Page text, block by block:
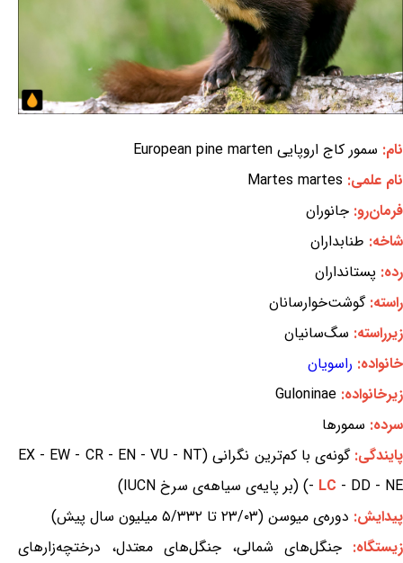
نام: سمور کاج اروپایی European pine marten
نام علمی: Martes martes
فرمان‌رو: جانوران
شاخه: طنابداران
رده: پستانداران
راسته:گوشت‌خوارسانان
زیرراسته: سگ‌سانیان
خانواده: راسویان
زیرخانواده: Guloninae
سرده: سمورها
پایندگی:
گونه‌ی با کم‌ترین نگرانی (EX - EW - CR - EN - VU - NT
- LC - DD - NE) (بر پایه‌ی سیاهه‌ی سرخ IUCN)
پیدایش: دوره‌ی میوسن (۲۳/۰۳ تا ۵/۳۳۲ میلیون سال پیش)
زیستگاه: جنگل‌های شمالی، جنگل‌های معتدل، درختچه‌زارهای